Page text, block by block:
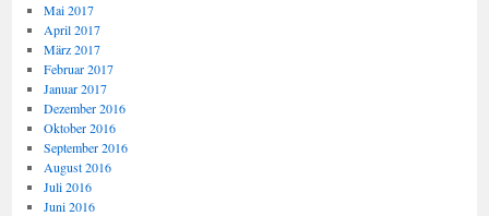
Mai 2017
April 2017
März 2017
Februar 2017
Januar 2017
Dezember 2016
Oktober 2016
September 2016
August 2016
Juli 2016
Juni 2016